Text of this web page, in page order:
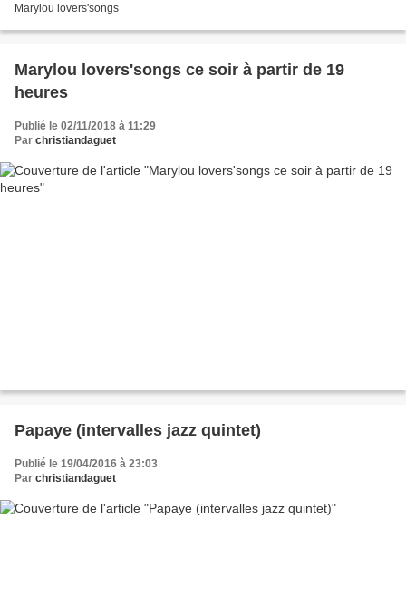
Marylou lovers'songs
Marylou lovers'songs ce soir à partir de 19
heures
Publié le 02/11/2018 à 11:29
Par christiandaguet
Papaye (intervalles jazz quintet)
Publié le 19/04/2016 à 23:03
Par christiandaguet